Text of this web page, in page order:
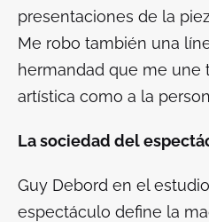
presentaciones de la
Me robo también una
hermandad que me une
artística como a la
La sociedad del
Guy Debord en el estudio
espectáculo define la